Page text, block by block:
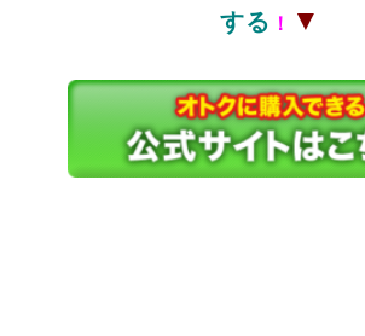
する ！ ▼